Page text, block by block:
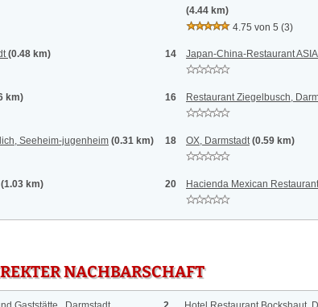
(4.44 km)
4.75 von 5 (3)
(0.48 km)
14 Japan-China-Restaurant
km) 16 Restaurant Ziegelbusch,
Seeheim-jugenheim (0.31 km) 18 OX, Darmstadt (0.59 km)
(1.03 km) 20 Hacienda Mexican
NACHBARSCHAFT